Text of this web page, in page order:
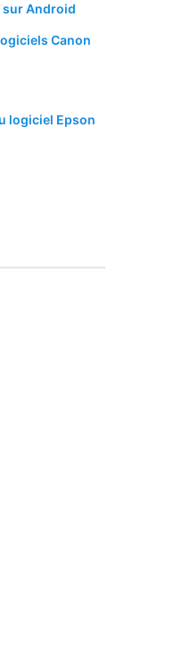
sur Android
Canon
logiciel Epson